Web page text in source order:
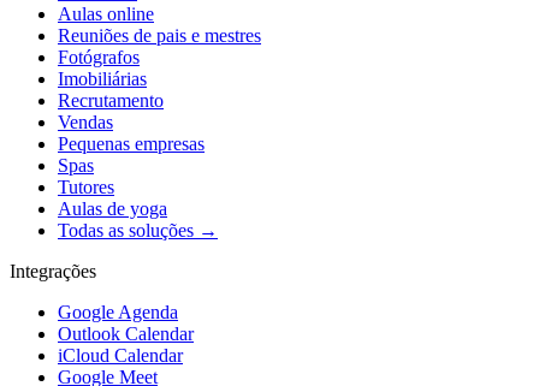
Aulas online
Reuniões de pais e mestres
Fotógrafos
Imobiliárias
Recrutamento
Vendas
Pequenas empresas
Spas
Tutores
Aulas de yoga
Todas as soluções →
Integrações
Google Agenda
Outlook Calendar
iCloud Calendar
Google Meet